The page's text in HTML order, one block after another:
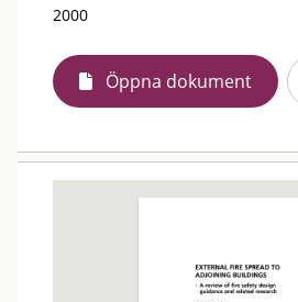
2000
Öppna dokument